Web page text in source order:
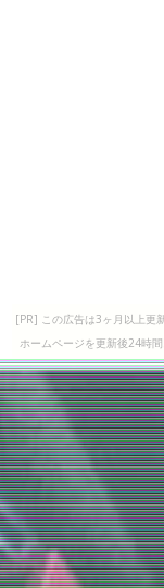
[PR] この広告は3ヶ月以上更
ホームページを更新後24時